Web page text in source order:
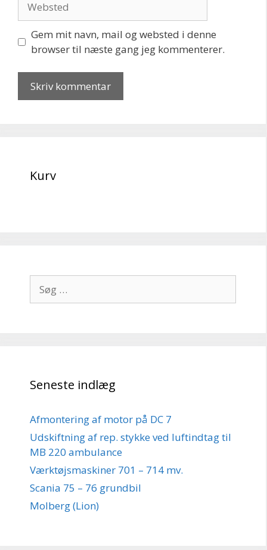
Gem mit navn, mail og websted i denne
browser til næste gang jeg kommenterer.
Kurv
efter:
Seneste indlæg
Afmontering af motor på DC 7
Udskiftning af rep. stykke ved luftindtag til
MB 220 ambulance
Værktøjsmaskiner 701 – 714 mv.
Scania 75 – 76 grundbil
Molberg (Lion)